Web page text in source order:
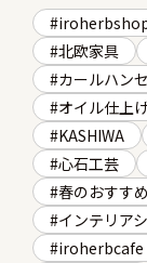
北欧家具
カールハン
オイル仕上
KASHIWA
心石工芸
春のおすすめ
インテリア
iroherbcafe